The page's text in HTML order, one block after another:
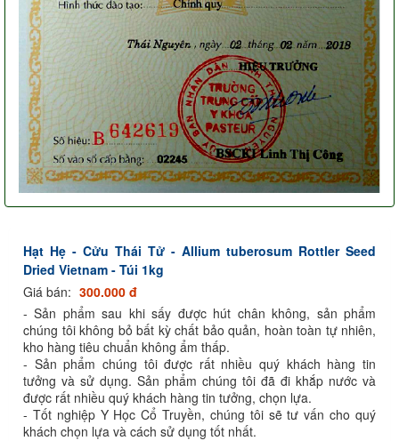
Hạt Hẹ - Cửu Thái Tử - Allium tuberosum Rottler Seed
Dried Vietnam - Túi 1kg
Giá bán: 300.000 đ
- Sản phẩm sau khi sấy được hút chân không, sản phẩm
chúng tôi không bỏ bất kỳ chất bảo quản, hoàn toàn tự nhiên,
kho hàng tiêu chuẩn không ẩm thấp.
- Sản phẩm chúng tôi được rất nhiều quý khách hàng tin
tưởng và sử dụng. Sản phẩm chúng tôi đã đi khắp nước và
được rất nhiều quý khách hàng tin tưởng, chọn lựa.
- Tốt nghiệp Y Học Cổ Truyền, chúng tôi sẽ tư vấn cho quý
khách chọn lựa và cách sử dụng tốt nhất.